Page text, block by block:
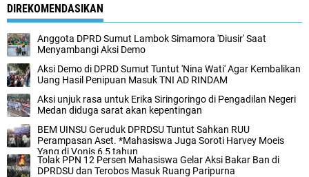
DIREKOMENDASIKAN
Anggota DPRD Sumut Lambok Simamora 'Diusir' Saat
Menyambangi Aksi Demo
Aksi Demo di DPRD Sumut Tuntut 'Nina Wati' Agar Kembalikan
Uang Hasil Penipuan Masuk TNI AD RINDAM
Aksi unjuk rasa untuk Erika Siringoringo di Pengadilan Negeri
Medan diduga sarat akan kepentingan
BEM UINSU Geruduk DPRDSU Tuntut Sahkan RUU
Perampasan Aset. *Mahasiswa Juga Soroti Harvey Moeis
Yang di Vonis 6,5 tahun
Tolak PPN 12 Persen Mahasiswa Gelar Aksi Bakar Ban di
DPRDSU dan Terobos Masuk Ruang Paripurna